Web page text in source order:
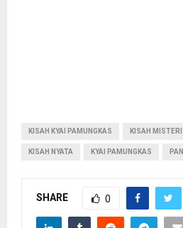
KISAH KYAI PAMUNGKAS KISAH MISTERI
KISAH NYATA KYAI PAMUNGKAS
SHARE 0